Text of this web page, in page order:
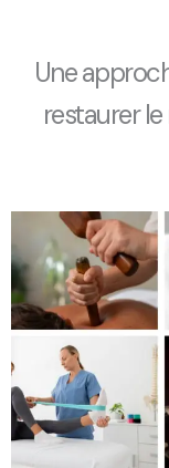
Une
restaurer